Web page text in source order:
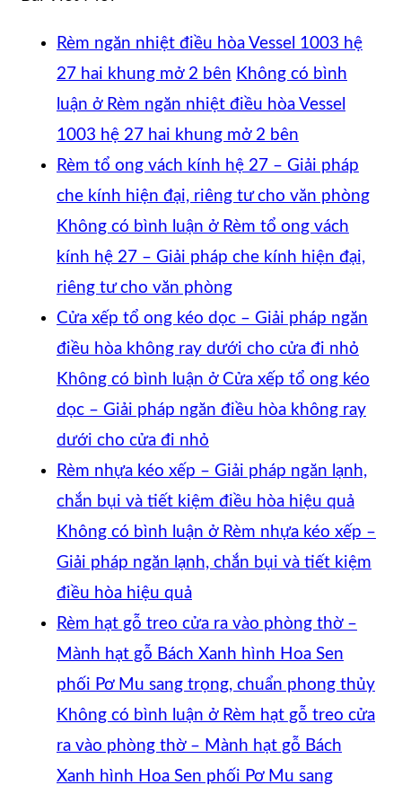
Rèm ngăn nhiệt điều hòa Vessel 1003 hệ
27 hai khung mở 2 bên Không có bình
luận ở Rèm ngăn nhiệt điều hòa Vessel
1003 hệ 27 hai khung mở 2 bên
Rèm tổ ong vách kính hệ 27 – Giải pháp
che kính hiện đại, riêng tư cho văn phòng
Không có bình luận ở Rèm tổ ong vách
kính hệ 27 – Giải pháp che kính hiện đại,
riêng tư cho văn phòng
Cửa xếp tổ ong kéo dọc – Giải pháp ngăn
điều hòa không ray dưới cho cửa đi nhỏ
Không có bình luận ở Cửa xếp tổ ong kéo
dọc – Giải pháp ngăn điều hòa không ray
dưới cho cửa đi nhỏ
Rèm nhựa kéo xếp – Giải pháp ngăn lạnh,
chắn bụi và tiết kiệm điều hòa hiệu quả
Không có bình luận ở Rèm nhựa kéo xếp –
Giải pháp ngăn lạnh, chắn bụi và tiết kiệm
điều hòa hiệu quả
Rèm hạt gỗ treo cửa ra vào phòng thờ –
Mành hạt gỗ Bách Xanh hình Hoa Sen
phối Pơ Mu sang trọng, chuẩn phong thủy
Không có bình luận ở Rèm hạt gỗ treo cửa
ra vào phòng thờ – Mành hạt gỗ Bách
Xanh hình Hoa Sen phối Pơ Mu sang